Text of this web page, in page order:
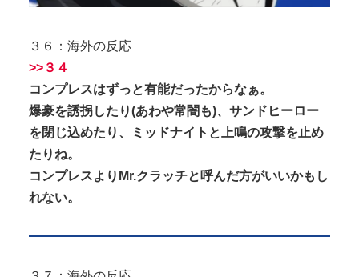
３６：海外の反応
>>３４
コンプレスはずっと有能だったからなぁ。
爆豪を誘拐したり(あわや常闇も)、サンドヒーロー
を閉じ込めたり、ミッドナイトと上鳴の攻撃を止め
たりね。
コンプレスよりMr.クラッチと呼んだ方がいいかもし
れない。